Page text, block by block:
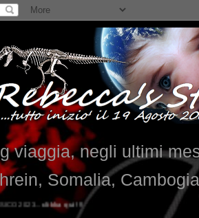
viaggia, negli ultimi
Somalia,